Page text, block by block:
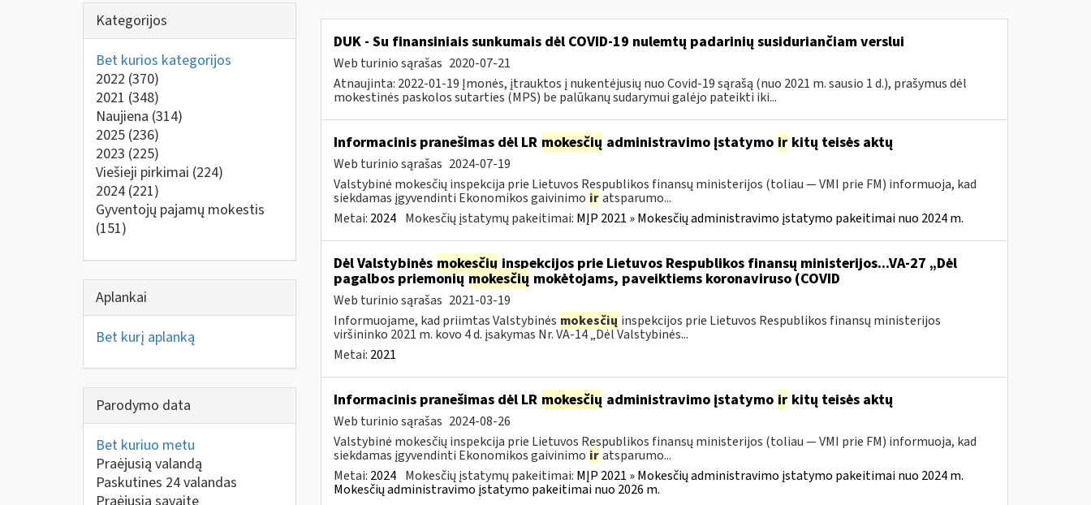
Kategorijos
Bet kurios kategorijos
2022 (370)
2021 (348)
Naujiena (314)
2025 (236)
2023 (225)
Viešieji pirkimai (224)
2024 (221)
Gyventojų pajamų mokestis
(151)
Aplankai
Bet kurį aplanką
Parodymo data
Bet kuriuo metu
Praėjusią valandą
Paskutines 24 valandas
DUK - Su finansiniais sunkumais dėl COVID-19 nulemtų padarinių susiduriančiam verslui
Web turinio sąrašas 2020-07-21
Atnaujinta: 2022-01-19 Įmonės, įtrauktos į nukentėjusių nuo Covid-19 sąrašą (nuo 2021 m. sausio 1 d.), prašymus dėl
mokestinės paskolos sutarties (MPS) be palūkanų sudarymui galėjo pateikti iki...
Informacinis pranešimas dėl LR mokesčių administravimo įstatymo irkitų teisės aktų
Web turinio sąrašas 2024-07-19
Valstybinė mokesčių inspekcija prie Lietuvos Respublikos finansų ministerijos (toliau — VMI prie FM) informuoja, kad
siekdamas įgyvendinti Ekonomikos gaivinimo ir atsparumo...
Metai: 2024 Mokesčių įstatymų pakeitimai: MĮP 2021 » Mokesčių administravimo įstatymo pakeitimai nuo 2024 m.
Dėl Valstybinės mokesčiųinspekcijos prie Lietuvos Respublikos finansų ministerijos...VA-27 „Dėl
pagalbos priemoniųmokesčių mokėtojams, paveiktiems koronaviruso (COVID
Web turinio sąrašas 2021-03-19
Informuojame, kad priimtas Valstybinės mokesčių inspekcijos prie Lietuvos Respublikos finansų ministerijos
viršininko 2021 m. kovo 4 d. įsakymas Nr. VA-14 „Dėl Valstybinės...
Metai: 2021
Informacinis pranešimas dėl LR mokesčių administravimo įstatymo irkitų teisės aktų
Web turinio sąrašas 2024-08-26
Valstybinė mokesčių inspekcija prie Lietuvos Respublikos finansų ministerijos (toliau — VMI prie FM) informuoja, kad
siekdamas įgyvendinti Ekonomikos gaivinimo ir atsparumo...
Metai: 2024 Mokesčių įstatymų pakeitimai: MĮP 2021 » Mokesčių administravimo įstatymo pakeitimai nuo 2024 m.
Mokesčių administravimo įstatymo pakeitimai nuo 2026 m.